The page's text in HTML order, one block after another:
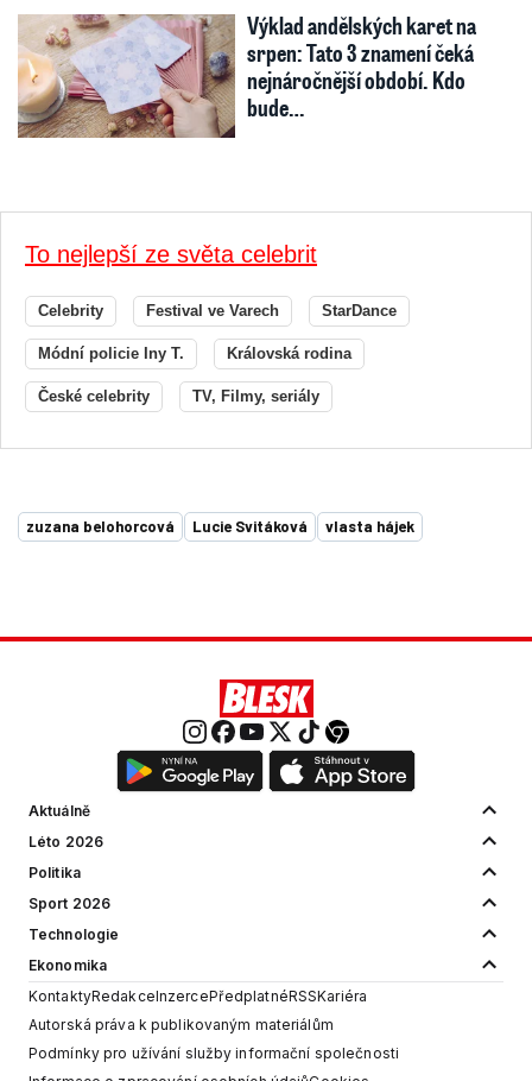
Výklad andělských karet na
srpen: Tato 3 znamení čeká
nejnáročnější období. Kdo
bude…
To nejlepší ze světa celebrit
Celebrity Festival ve Varech StarDance
Módní policie Iny T. Královská rodina
České celebrity TV, Filmy, seriály
zuzana belohorcová Lucie Svitáková vlasta hájek
Aktuálně
Léto 2026
Politika
Sport 2026
Technologie
Ekonomika
KontaktyRedakceInzercePředplatnéRSSKariéra
Autorská práva k publikovaným materiálům
Podmínky pro užívání služby informační společnosti